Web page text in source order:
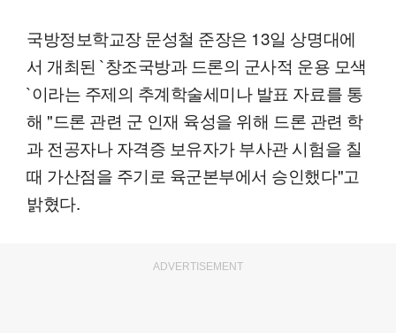
국방정보학교장 문성철 준장은 13일 상명대에
서 개최된 `창조국방과 드론의 군사적 운용 모색
`이라는 주제의 추계학술세미나 발표 자료를 통
해 "드론 관련 군 인재 육성을 위해 드론 관련 학
과 전공자나 자격증 보유자가 부사관 시험을 칠
때 가산점을 주기로 육군본부에서 승인했다"고
밝혔다.
ADVERTISEMENT